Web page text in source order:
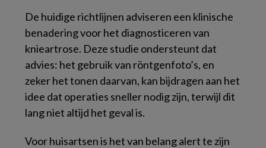
De huidige richtlijnen adviseren een klinische
benadering voor het diagnosticeren van
knieartrose. Deze studie ondersteunt dat
advies: het gebruik van röntgenfoto’s, en
zeker het tonen daarvan, kan bijdragen aan het
idee dat operaties sneller nodig zijn, terwijl dit
lang niet altijd het geval is.
Voor huisartsen is het van belang alert te zijn